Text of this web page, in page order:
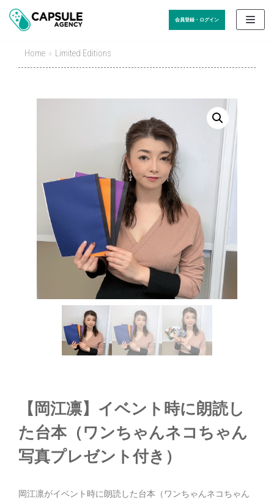
Skip
to
会員登録・ログイン
Home » Limited Editions
【岡江凛】イベント時に朗読し
た台本（ワンちゃんネコちゃん
写真プレゼント付き）
岡江凛がイベント時に朗読した台本（ワンちゃんネコちゃん